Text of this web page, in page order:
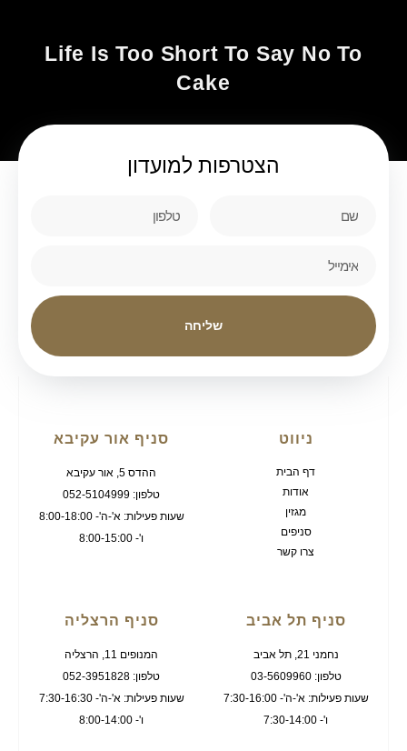
Life Is Too Short To Say No To
Cake
הצטרפות למועדון
שליחה
ניווט
דף הבית
אודות
מגזין
סניפים
צרו קשר
סניף אור עקיבא
ההדס 5, אור עקיבא
טלפון: 052-5104999
שעות פעילות: א'-ה'- 8:00-18:00
ו'- 8:00-15:00
סניף תל אביב
נחמני 21, תל אביב
טלפון: 03-5609960
שעות פעילות: א'-ה'- 7:30-16:00
ו'- 7:30-14:00
סניף הרצליה
המנופים 11, הרצליה
טלפון: 052-3951828
שעות פעילות: א'-ה'- 7:30-16:30
ו'- 8:00-14:00